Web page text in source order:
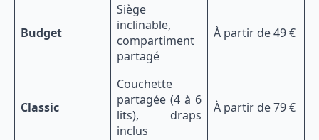
Budget
Siège
inclinable,
compartiment
partagé
À partir de 49 €
Classic
Couchette
partagée (4 à 6
lits), draps
inclus
À partir de 79 €